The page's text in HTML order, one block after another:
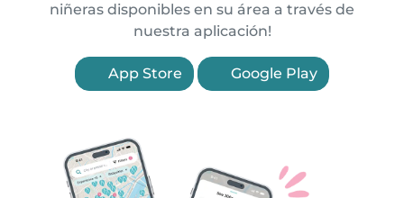
niñeras disponibles en su área a través de
nuestra aplicación!
App Store Google Play